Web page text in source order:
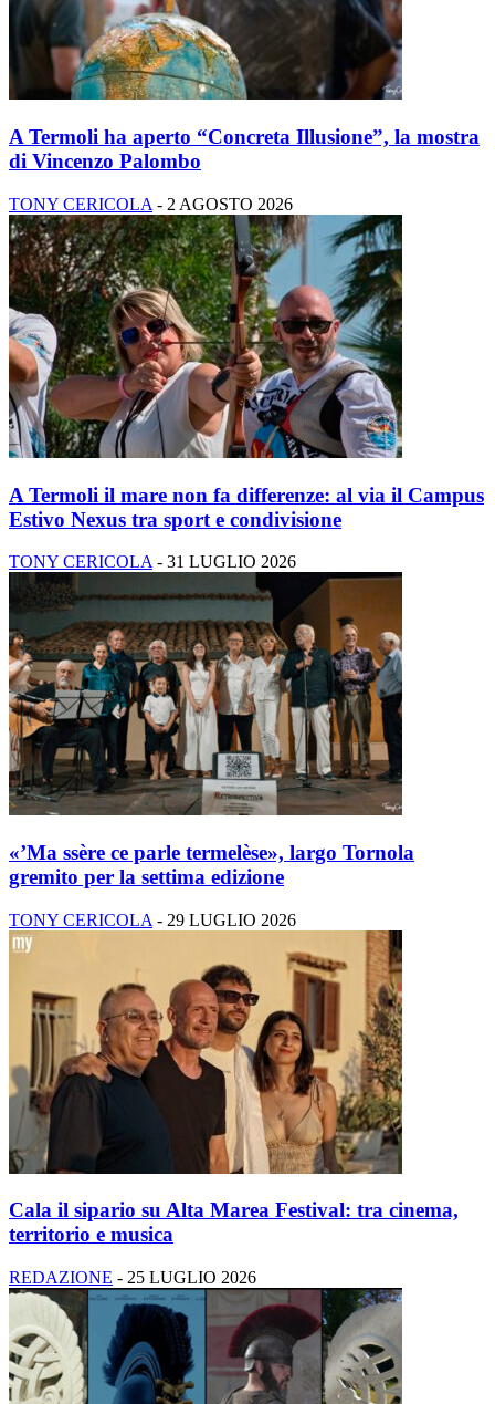
A Termoli ha aperto “Concreta Illusione”, la mostra
di Vincenzo Palombo
TONY CERICOLA - 2 AGOSTO 2026
A Termoli il mare non fa differenze: al via il Campus
Estivo Nexus tra sport e condivisione
TONY CERICOLA - 31 LUGLIO 2026
«’Ma ssère ce parle termelèse», largo Tornola
gremito per la settima edizione
TONY CERICOLA - 29 LUGLIO 2026
Cala il sipario su Alta Marea Festival: tra cinema,
territorio e musica
REDAZIONE - 25 LUGLIO 2026